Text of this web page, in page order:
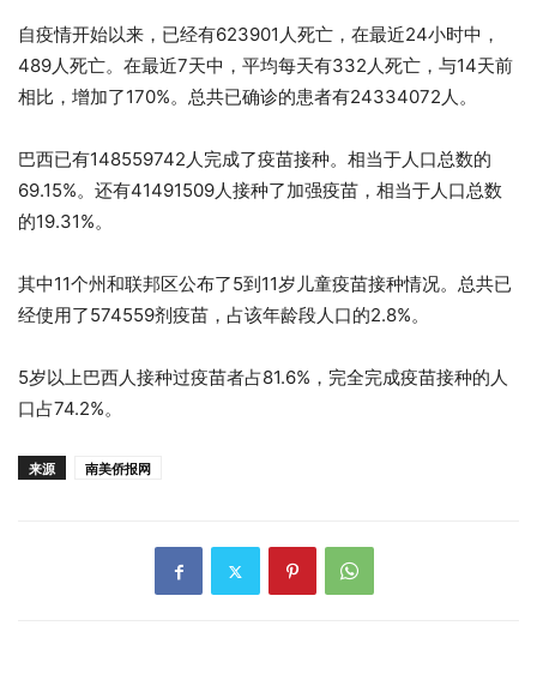
自疫情开始以来，已经有623901人死亡，在最近24小时中，
489人死亡。在最近7天中，平均每天有332人死亡，与14天前
相比，增加了170%。总共已确诊的患者有24334072人。
巴西已有148559742人完成了疫苗接种。相当于人口总数的
69.15%。还有41491509人接种了加强疫苗，相当于人口总数
的19.31%。
其中11个州和联邦区公布了5到11岁儿童疫苗接种情况。总共已
经使用了574559剂疫苗，占该年龄段人口的2.8%。
5岁以上巴西人接种过疫苗者占81.6%，完全完成疫苗接种的人
口占74.2%。
来源 南美侨报网